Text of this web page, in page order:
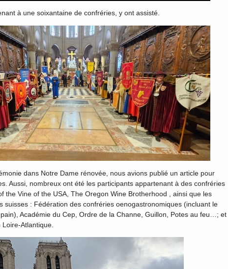
à une soixantaine de confréries, y ont assisté.
dans Notre Dame rénovée, nous avions publié un article pour
Aussi, nombreux ont été les participants appartenant à des confréries
the Vine of the USA, The Oregon Wine Brotherhood , ainsi que les
suisses : Fédération des confréries oenogastronomiques (incluant le
Académie du Cep, Ordre de la Channe, Guillon, Potes au feu…; et
Atlantique.